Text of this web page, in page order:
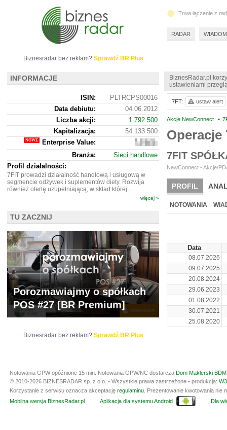
BiznesRadar.pl
ustawieniami
Akcje NewConnect •
Operacje
7FIT
NewConnect - Akcje/
PROFIL
BR LAB
NOTOWANIA
Data
08.07.2026
09.07.2025
20.08.2024
29.06.2023
01.08.2022
30.07.2021
25.08.2020
7FT: ustaw alert
Biznesradar bez reklam? Sprawdź BR Plus
INFORMACJE
ISIN:
PLTRCPS00016
Data debiutu:
04.06.2012
Liczba akcji:
1 792 500
Kapitalizacja:
54 133 500
Enterprise Value:
800
500
Branża:
Sieci handlowe
Profil działalności:
7FIT prowadzi działalność handlową i usługową w
segmencie odżywek i suplementów diety. Rozwija
również ofertę uzupełniającą, w skład której...
więcej »
TU ZACZNIJ
Porozmawiajmy o spółkach
POS #27 [BR Premium]
Biznesradar bez reklam? Sprawdź BR Plus
Trwa łączenie z
RADAR
Notowania GPW opóźnione 15 min. Notowania GPW/NC dostarcza Dom Maklerski
© 2010-2026 BIZNESRADAR sp. z o.o. • Wszystkie prawa zastrzeżone • produkcja:
Korzystanie z serwisu oznacza akceptację regulaminu . Prezentowanie kwotowania
Mobilna wersja BiznesRadar.pl
Aplikacja dla systemu Android Dla